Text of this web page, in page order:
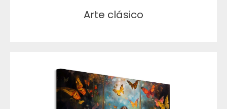
Arte clásico